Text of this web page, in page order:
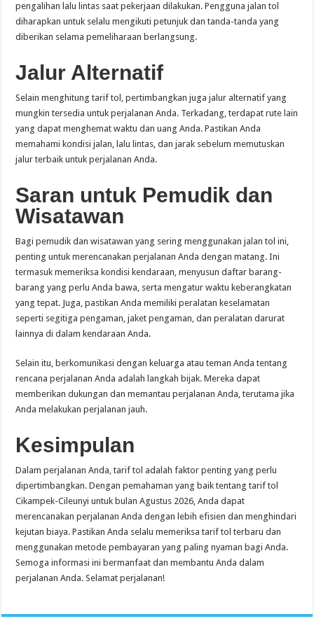
pengalihan lalu lintas saat pekerjaan dilakukan. Pengguna jalan tol
diharapkan untuk selalu mengikuti petunjuk dan tanda-tanda yang
diberikan selama pemeliharaan berlangsung.
Jalur Alternatif
Selain menghitung tarif tol, pertimbangkan juga jalur alternatif yang
mungkin tersedia untuk perjalanan Anda. Terkadang, terdapat rute lain
yang dapat menghemat waktu dan uang Anda. Pastikan Anda
memahami kondisi jalan, lalu lintas, dan jarak sebelum memutuskan
jalur terbaik untuk perjalanan Anda.
Saran untuk Pemudik dan
Wisatawan
Bagi pemudik dan wisatawan yang sering menggunakan jalan tol ini,
penting untuk merencanakan perjalanan Anda dengan matang. Ini
termasuk memeriksa kondisi kendaraan, menyusun daftar barang-
barang yang perlu Anda bawa, serta mengatur waktu keberangkatan
yang tepat. Juga, pastikan Anda memiliki peralatan keselamatan
seperti segitiga pengaman, jaket pengaman, dan peralatan darurat
lainnya di dalam kendaraan Anda.
Selain itu, berkomunikasi dengan keluarga atau teman Anda tentang
rencana perjalanan Anda adalah langkah bijak. Mereka dapat
memberikan dukungan dan memantau perjalanan Anda, terutama jika
Anda melakukan perjalanan jauh.
Kesimpulan
Dalam perjalanan Anda, tarif tol adalah faktor penting yang perlu
dipertimbangkan. Dengan pemahaman yang baik tentang tarif tol
Cikampek-Cileunyi untuk bulan Agustus 2026, Anda dapat
merencanakan perjalanan Anda dengan lebih efisien dan menghindari
kejutan biaya. Pastikan Anda selalu memeriksa tarif tol terbaru dan
menggunakan metode pembayaran yang paling nyaman bagi Anda.
Semoga informasi ini bermanfaat dan membantu Anda dalam
perjalanan Anda. Selamat perjalanan!